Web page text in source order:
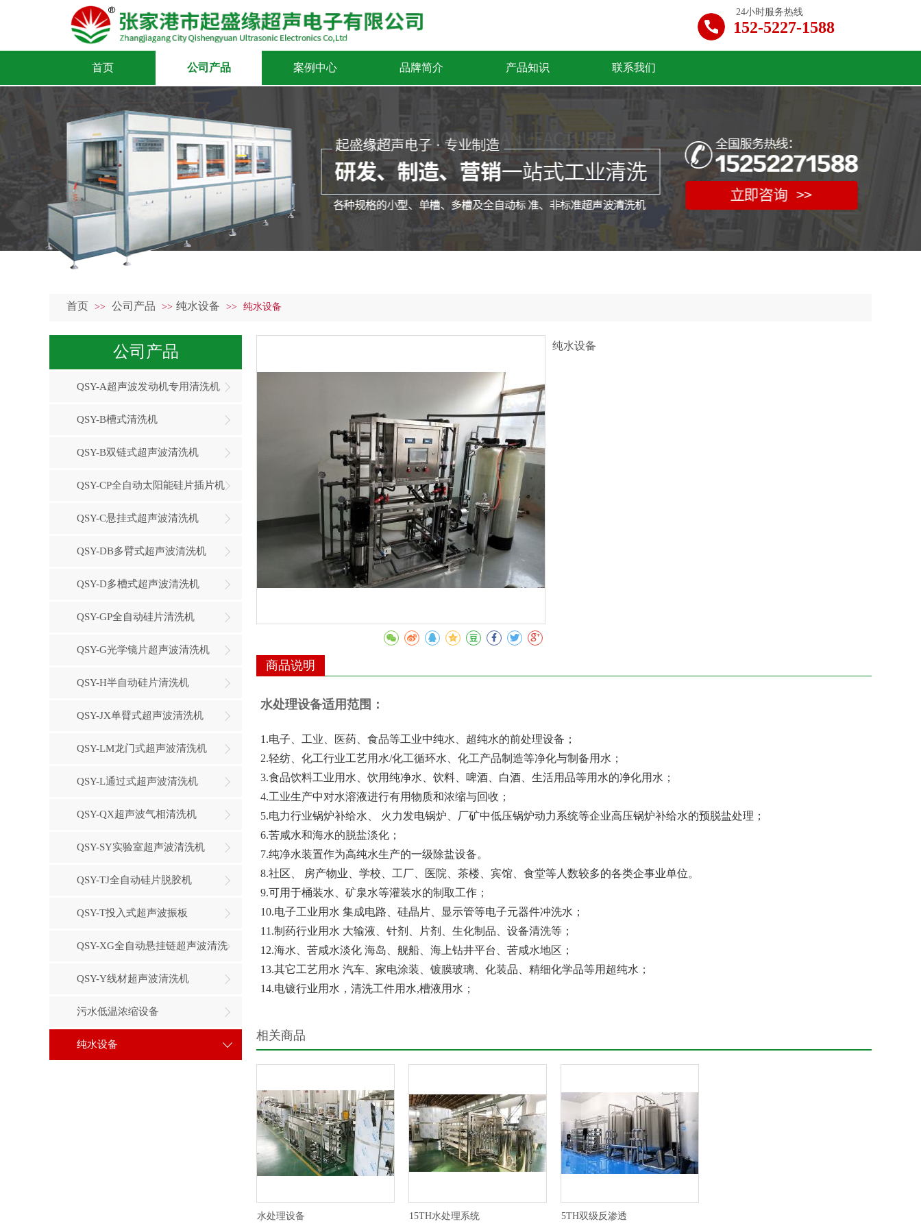
24小时服务热线
152-5227-1588
首页 公司产品 案例中心 品牌简介 产品知识 联系我们
首页 >> 公司产品 >> 纯水设备 >> 纯水设备
公司产品
QSY-A超声波发动机专用清洗机
QSY-B槽式清洗机
QSY-B双链式超声波清洗机
QSY-CP全自动太阳能硅片插片机
QSY-C悬挂式超声波清洗机
QSY-DB多臂式超声波清洗机
QSY-D多槽式超声波清洗机
QSY-GP全自动硅片清洗机
QSY-G光学镜片超声波清洗机
QSY-H半自动硅片清洗机
QSY-JX单臂式超声波清洗机
QSY-LM龙门式超声波清洗机
QSY-L通过式超声波清洗机
QSY-QX超声波气相清洗机
QSY-SY实验室超声波清洗机
QSY-TJ全自动硅片脱胶机
QSY-T投入式超声波振板
QSY-XG全自动悬挂链超声波清洗
QSY-Y线材超声波清洗机
污水低温浓缩设备
纯水设备
纯水设备
商品说明
水处理设备适用范围：
1.电子、工业、医药、食品等工业中纯水、超纯水的前处理设备；
2.轻纺、化工行业工艺用水/化工循环水、化工产品制造等净化与制备用水；
3.食品饮料工业用水、饮用纯净水、饮料、啤酒、白酒、生活用品等用水的净化用水；
4.工业生产中对水溶液进行有用物质和浓缩与回收；
5.电力行业锅炉补给水、 火力发电锅炉、厂矿中低压锅炉动力系统等企业高压锅炉补给水的预脱盐处理；
6.苦咸水和海水的脱盐淡化；
7.纯净水装置作为高纯水生产的一级除盐设备。
8.社区、 房产物业、学校、工厂、医院、茶楼、宾馆、食堂等人数较多的各类企事业单位。
9.可用于桶装水、矿泉水等灌装水的制取工作；
10.电子工业用水 集成电路、硅晶片、显示管等电子元器件冲洗水；
11.制药行业用水 大输液、针剂、片剂、生化制品、设备清洗等；
12.海水、苦咸水淡化 海岛、舰船、海上钻井平台、苦咸水地区；
13.其它工艺用水 汽车、家电涂装、镀膜玻璃、化装品、精细化学品等用超纯水；
14.电镀行业用水，清洗工件用水,槽液用水；
相关商品
水处理设备 15TH水处理系统 5TH双级反渗透